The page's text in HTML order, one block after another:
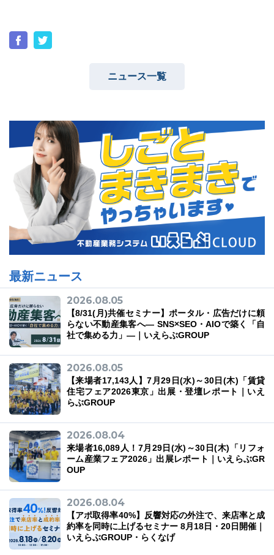
ニュース一覧
最新ニュース
2026.08.05
【8/31(月)共催セミナー】ポータル・広告だけに頼
らない不動産集客へ― SNS×SEO・AIOで築く「自
社で集める力」―｜いえらぶGROUP
2026.08.05
【来場者17,143人】7月29日(水)～30日(木)「賃貸
住宅フェア2026東京」出展・登壇レポート｜いえ
らぶGROUP
2026.08.04
来場者16,089人！7月29日(水)～30日(木)「リフォ
ーム産業フェア2026」出展レポート｜いえらぶGR
OUP
2026.08.04
【アポ取得率40%】反響対応の外注で、来店率と成
約率を同時に上げるセミナー 8月18日・20日開催｜
いえらぶGROUP・らくなげ